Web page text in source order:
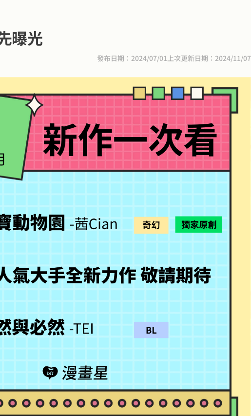
曝光
發布日期：2024/07/01上次更新日期：2024/11/07